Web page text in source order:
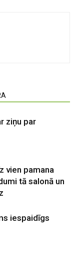
ziņu par
vien pamana
tā salonā un
iespaidīgs